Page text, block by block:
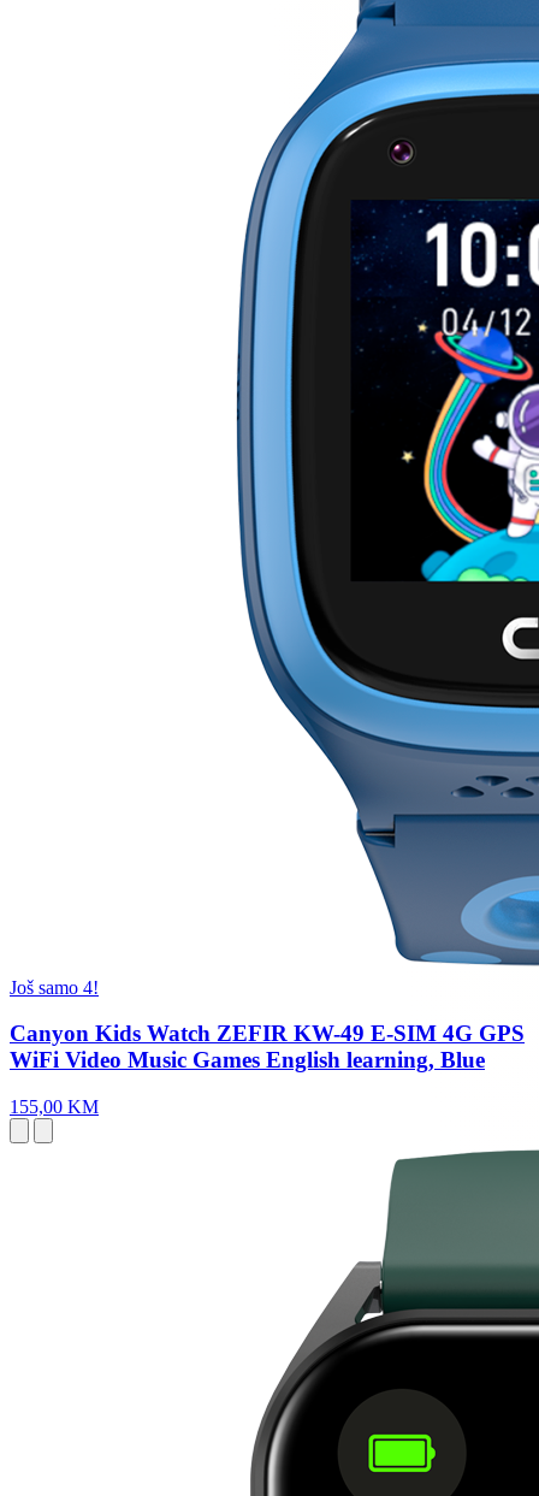
Još samo 4!
Canyon Kids Watch ZEFIR KW-49 E-SIM 4G GPS
WiFi Video Music Games English learning, Blue
155,00 KM